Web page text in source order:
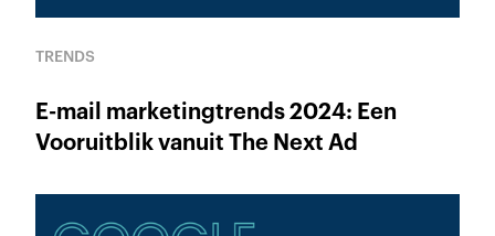
TRENDS
E-mail marketingtrends 2024: Een
Vooruitblik vanuit The Next Ad